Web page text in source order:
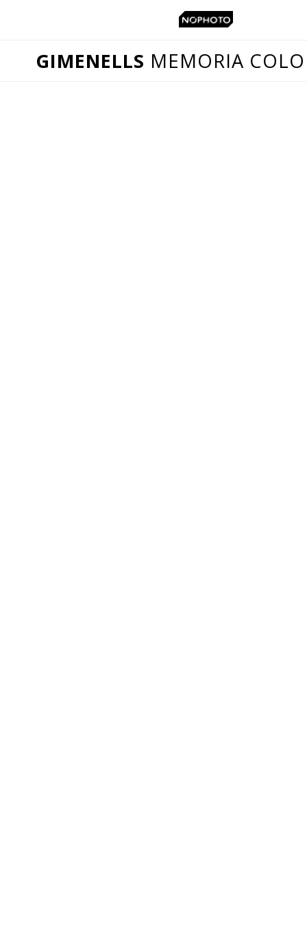
GIMENELLS MEMORIA